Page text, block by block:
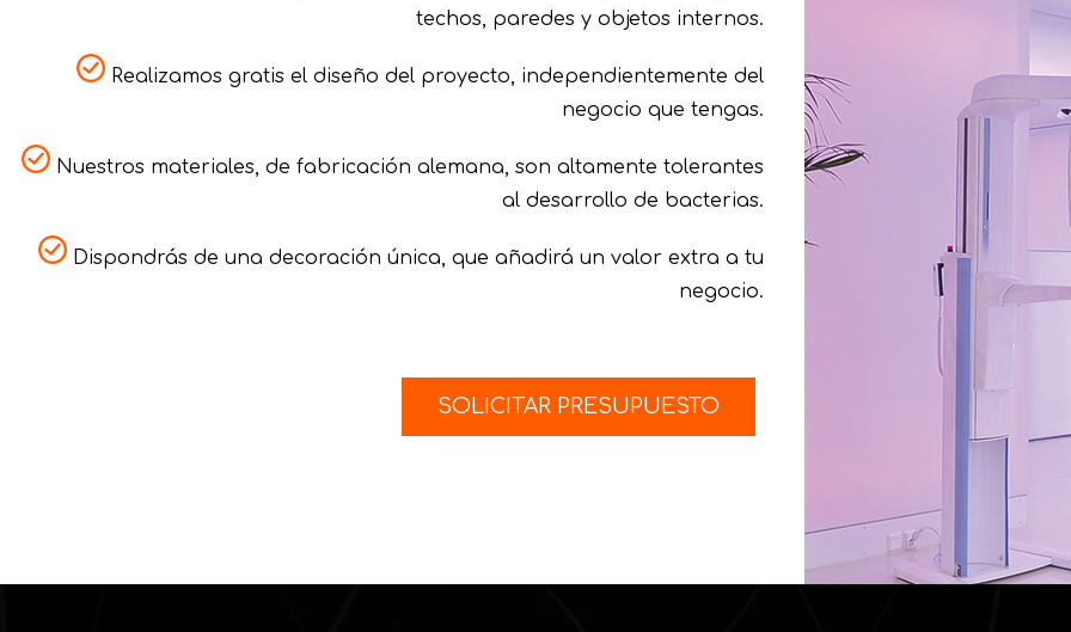
techos, paredes y objetos internos.
Realizamos gratis el diseño del proyecto, independientemente del
negocio que tengas.
Nuestros materiales, de fabricación alemana, son altamente tolerantes
al desarrollo de bacterias.
Dispondrás de una decoración única, que añadirá un valor extra a tu
negocio.
SOLICITAR PRESUPUESTO